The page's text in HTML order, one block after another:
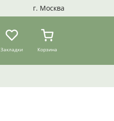
г. Москва
Закладки Корзина